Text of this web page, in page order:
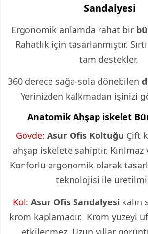
Sandalyesi
Ergonomik anlamda rahat bir
Rahatlık için tasarlanmıştır.
tam destekler.
360 derece sağa-sola dönebilen
Yerinizden kalkmadan işinizi
Anatomik Ahşap iskelet
Gövde: Asur Ofis Koltuğu Çift
ahşap iskelete sahiptir. Kırılmaz
Konforlu ergonomik olarak
teknolojisi ile
Kol: Asur Ofis Sandalyesi kalın
krom kaplamadır. Krom yüzeyi
etkilenmez. Uzun yıllar